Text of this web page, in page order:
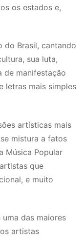
os estados e,
do Brasil, cantando
sua luta,
de manifestação
letras mais simples
artísticas mais
mistura a fatos
Música Popular
que
e muito
das maiores
artistas